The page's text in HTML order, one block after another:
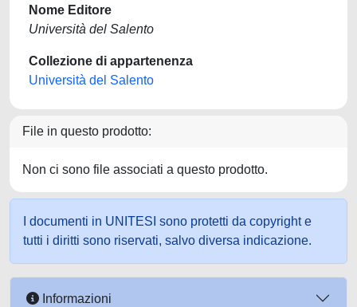
Nome Editore
Università del Salento
Collezione di appartenenza
Università del Salento
File in questo prodotto:
Non ci sono file associati a questo prodotto.
I documenti in UNITESI sono protetti da copyright e
tutti i diritti sono riservati, salvo diversa indicazione.
Informazioni